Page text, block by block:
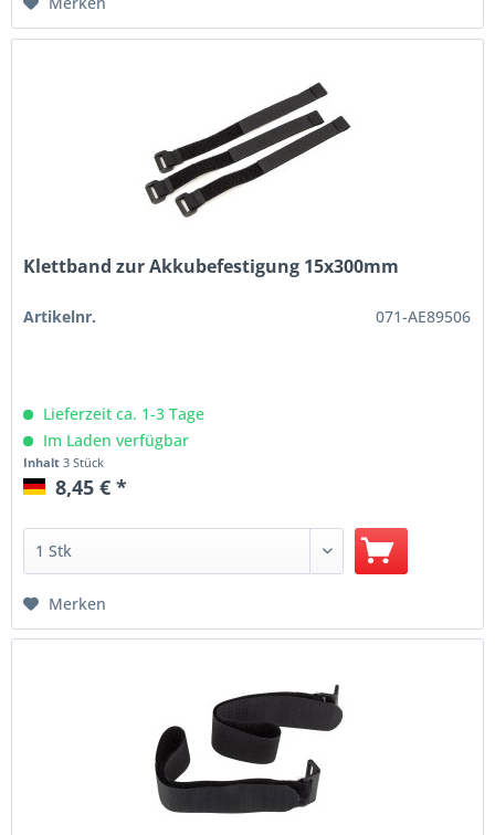
Klettband zur Akkubefestigung 15x300mm
Artikelnr. 071-AE89506
Lieferzeit ca. 1-3 Tage
Im Laden verfügbar
Inhalt3 Stück
8,45 € *
Merken